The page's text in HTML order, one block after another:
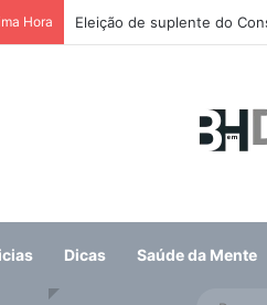
Hora Eleição de suplente do
Dicas Saúde da Mente